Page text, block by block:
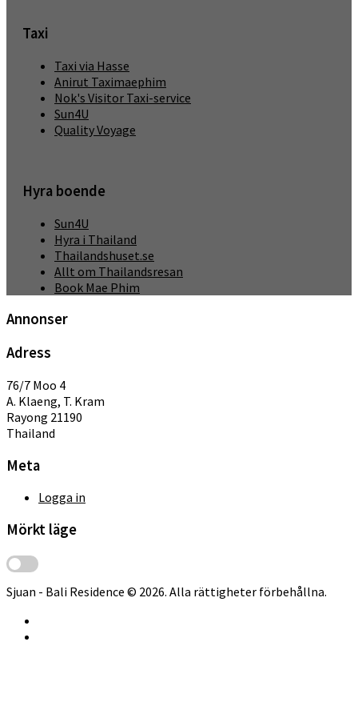
Taxi
Taxi via Hasse
Anirut Taximaephim
Nok's Visitor Taxi-service
Sun4U
Quality Voyage
Hyra boende
Sun4U
Hyra i Thailand
Thailandshuset.se
Allt om Thailandsresan
Book Mae Phim
Annonser
Adress
76/7 Moo 4
A. Klaeng, T. Kram
Rayong 21190
Thailand
Meta
Logga in
Mörkt läge
Sjuan - Bali Residence © 2026. Alla rättigheter förbehållna.